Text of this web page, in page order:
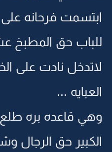
ابتسمت فرحانه
للباب حق المطبخ
لاتدخل نادت على
العبايه ...
وهي قاعده بره
الكبير حق الرجال